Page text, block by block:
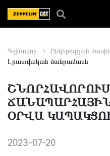
Գլխավոր Ընկերության մասին
Լրատվական մանրամասն
ՕՐՎԱ
2023-07-20